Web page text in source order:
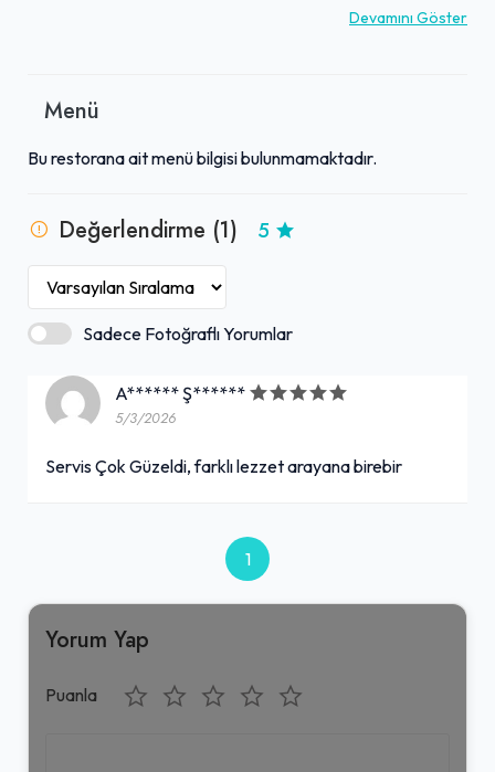
deneyimi tamamlamaktadır. Hem damaklara hitap eden
Devamını Göster
Menü
Bu restorana ait menü bilgisi bulunmamaktadır.
Değerlendirme (1) 5
Sadece Fotoğraflı Yorumlar
A****** Ş******
5/3/2026
Servis Çok Güzeldi, farklı lezzet arayana birebir
1
Yorum Yap
Puanla